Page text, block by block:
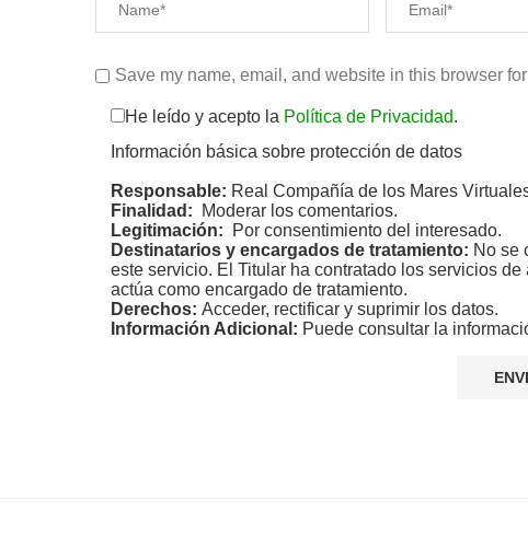
Save my name, email, and website in this browser
He leído y acepto la Política de Privacidad.
Información básica sobre protección de datos
Responsable: Real Compañía de los Mares
Finalidad: Moderar los comentarios.
Legitimación: Por consentimiento del interesado.
Destinatarios y encargados de tratamiento: No se
este servicio. El Titular ha contratado los servicios
actúa como encargado de tratamiento.
Derechos: Acceder, rectificar y suprimir los datos.
Información Adicional: Puede consultar la